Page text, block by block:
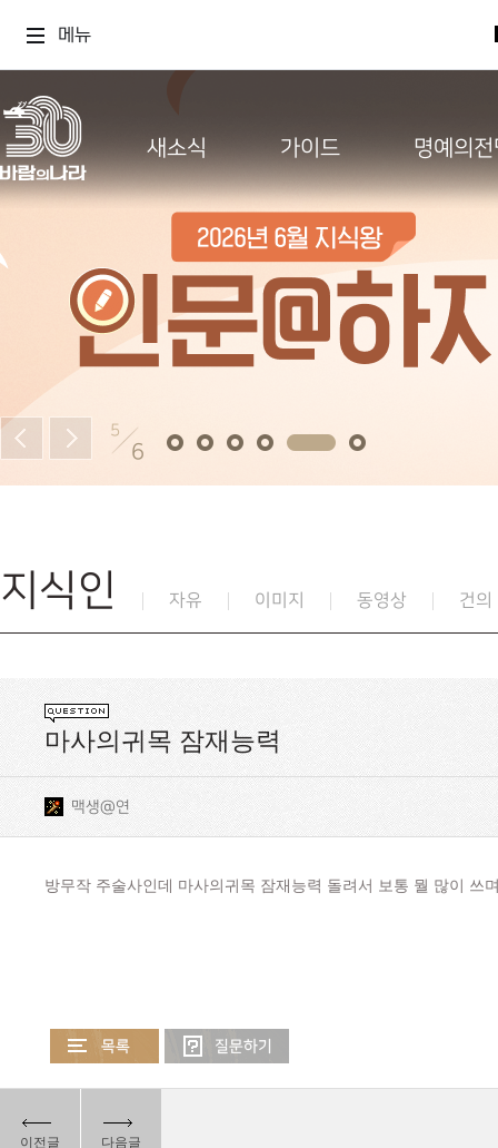
메뉴
새소식 가이드 명예의
5
6
지식인 자유 이미지 동영상 건의
마사의귀목 잠재능력
맥생@연
방무작 주술사인데 마사의귀목 잠재능력 돌려서 보통 뭘 많이 쓰
이전글 다음글